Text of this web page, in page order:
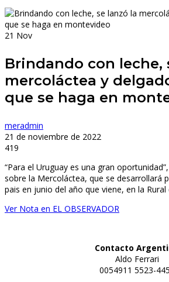
21 Nov
Brindando con leche,
mercoláctea y
que se haga en
meradmin
21 de noviembre de 2022
419
“Para el Uruguay es una gran
sobre la Mercoláctea, que se desarrollará
pais en junio del año que viene, en la Rural
Ver Nota en EL OBSERVADOR
Contacto
Aldo Ferrari
0054911 5523-